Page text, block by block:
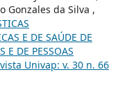
Gonzales da Silva ,
E DE SAÚDE DE
E DE PESSOAS
Univap: v. 30 n. 66